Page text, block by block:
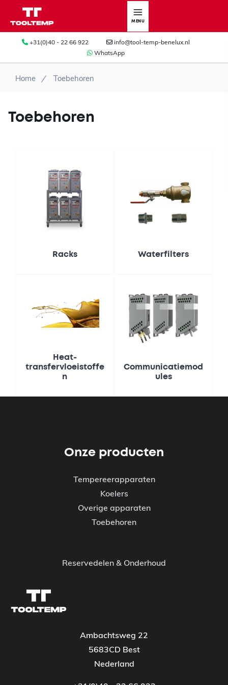
+31(0)40 - 22 66 922
info@tool-temp-benelux.nl
WhatsApp
MENU
Home Toebehoren
Toebehoren
Racks Waterfilters
Heat-
transfervloeistoffe
n
Communicatiemod
ules
Onze producten
Tempereerapparaten
Koelers
Overige apparaten
Toebehoren
Reservedelen & Onderhoud
Ambachtsweg 22
5683CD Best
Nederland